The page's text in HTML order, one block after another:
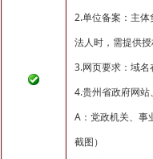
2.单位备案：主
法人时，需提供
3.网页要求：域
4.贵州省政府网
A：党政机关、事
截图）